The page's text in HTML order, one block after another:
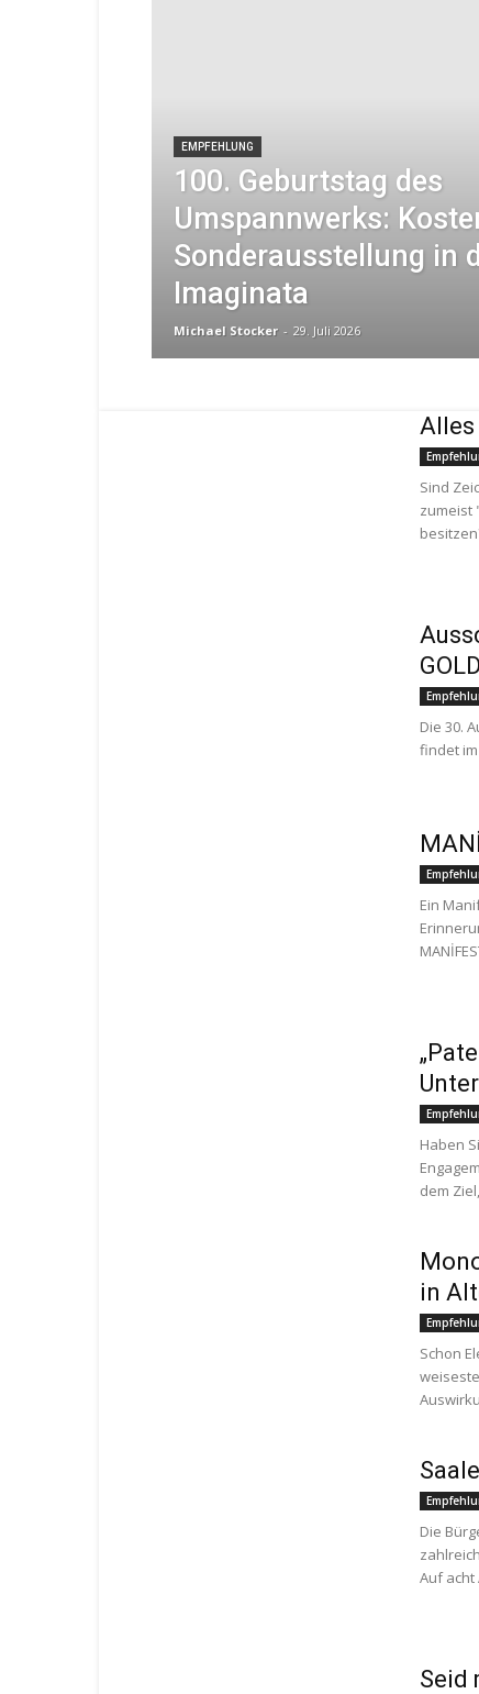
EMPFEHLUNG
100. Geburtstag des
Umspannwerks:
Sonderausstellung in
Imaginata
Michael Stocker - 29. Juli 2026
Alles
Sind
zumeist
Die 30.
findet im
Ein
Haben
dem
in
Schon
Die
Auf acht
Seid